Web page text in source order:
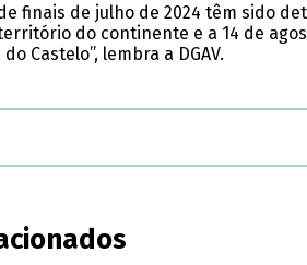
finais de julho de 2024 têm sido
do continente e a 14 de
Castelo”, lembra a DGAV.